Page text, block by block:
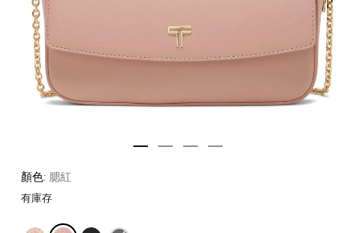
顏色: 腮紅
有庫存